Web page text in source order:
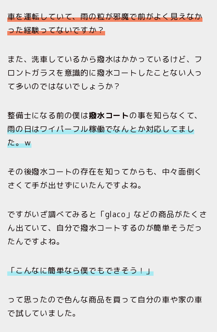
車を運転していて、雨の粒が邪魔で前がよく見えなか
った経験ってないですか？
また、洗車しているから撥水はかかっているけど、フ
ロントガラスを意識的に撥水コートしたことない人っ
て多いのではないでしょうか？
整備士になる前の僕は撥水コートの事を知らなくて、
雨の日はワイパーフル稼働でなんとか対応してまし
た。ｗ
その後撥水コートの存在を知ってからも、中々面倒く
さくて手が出せずにいたんですよね。
ですがいざ調べてみると「glaco」などの商品がたくさ
ん出ていて、自分で撥水コートするのが簡単そうだっ
たんですよね。
「こんなに簡単なら僕でもできそう！」
って思ったので色んな商品を買って自分の車や家の車
で試していました。